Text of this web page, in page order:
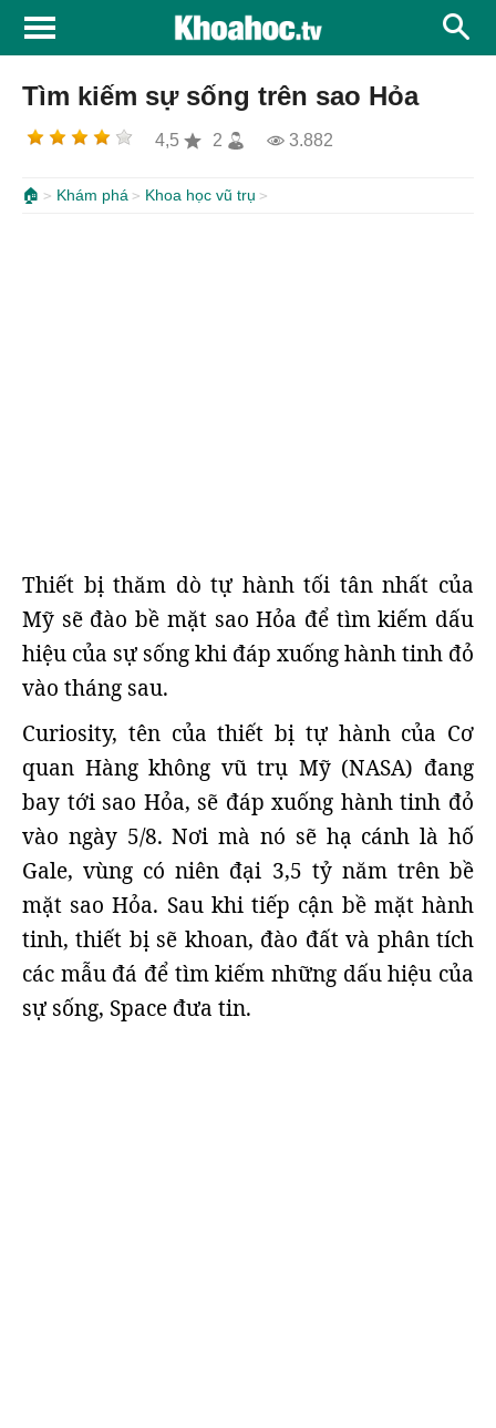
Tìm kiếm sự sống trên sao Hỏa
4,5 2 3.882
🏠 Khám phá Khoa học vũ trụ
Thiết bị thăm dò tự hành tối tân nhất của
Mỹ sẽ đào bề mặt sao Hỏa để tìm kiếm dấu
hiệu của sự sống khi đáp xuống hành tinh đỏ
vào tháng sau.
Curiosity, tên của thiết bị tự hành của Cơ
quan Hàng không vũ trụ Mỹ (NASA) đang
bay tới sao Hỏa, sẽ đáp xuống hành tinh đỏ
vào ngày 5/8. Nơi mà nó sẽ hạ cánh là hố
Gale, vùng có niên đại 3,5 tỷ năm trên bề
mặt sao Hỏa. Sau khi tiếp cận bề mặt hành
tinh, thiết bị sẽ khoan, đào đất và phân tích
các mẫu đá để tìm kiếm những dấu hiệu của
sự sống, Space đưa tin.